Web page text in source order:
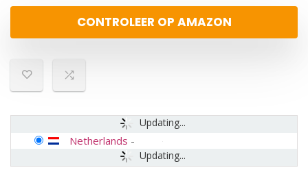
CONTROLEER OP AMAZON
Updating...
Updating...
Netherlands -